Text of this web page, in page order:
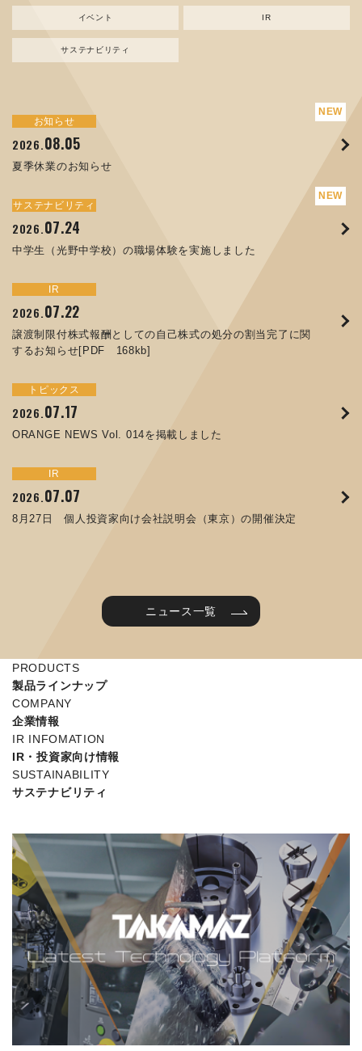
イベント IR
サステナビリティ
お知らせ
2026.08.05
夏季休業のお知らせ
サステナビリティ
2026.07.24
中学生（光野中学校）の職場体験を実施しました
IR
2026.07.22
譲渡制限付株式報酬としての自己株式の処分の割当完了に関
するお知らせ[PDF 168kb]
トピックス
2026.07.17
ORANGE NEWS Vol. 014を掲載しました
IR
2026.07.07
8月27日 個人投資家向け会社説明会（東京）の開催決定
新規事業
2024.04.10
資源ごみAI 自動選別機 販売開始のお知らせ
お知らせ
2026.08.05
夏季休業のお知らせ
お知らせ
2025.11.17
コラムを更新しました：MECT2025(メカトロテックジャパ
お知らせ
2025.09.02
XWT-8 日本デザイン振興会賞受賞！
お知らせ
2025.05.29
コラムを更新しました：MEX金沢2025(第61回機械工業見本
お知らせ
2025.05.15
トピックス
2026.07.17
ORANGE NEWS Vol. 014を掲載しました
トピックス
2026.04.17
ORANGE NEWS Vol. 013を掲載しました
トピックス
2025.10.01
高松流技Vol.25を掲載しました
2025.09.10
ORANGE NEWS Vol. 011を掲載しました
2025.07.31
ORANGE NEWS Vol. 010を掲載しました
イベント
2026.04.03
MEX金沢2026 出展のご案内 ※終了しました
イベント
2025.08.29
MECT 2025 出展のご案内 ※終了しました
イベント
2025.04.16
MEX金沢2025 出展のご案内 ※終了しました
2024.09.26
JIMTOF2024 出展のご案内 ※終了しました
2024.05.13
MEX金沢2024 学生向け会社説明コーナー予約のご案内 ※
終了しました
IR
2026.07.22
譲渡制限付株式報酬としての自己株式の処分の割当完了に関
IR
2026. 07.07
IR
2026.07.01
コーポレートガバナンス報告書を更新しました
IR
2026.06.26
第65回定時株主総会のご報告を掲載しました
IR
2026.06.25
譲渡制限付株式報酬としての自己株式の処分に関するお知ら
サステナビリティ
2026.07.24
中学生（光野中学校）の職場体験を実施しました
サステナビリティ
2026.06.12
人材戦略を策定しました
サステナビリティ
2026.03.26
「健康経営優良法人２０２６（大規模法人部門）」に認定さ
れました
サステナビリティ
2025.12.09
令和７年度石川県ワークライフバランス企業知事表彰「優良
サステナビリティ
2025.12.04
ニュース一覧
PRODUCTS
製品ラインナップ
COMPANY
企業情報
IR INFOMATION
IR・投資家向け情報
SUSTAINABILITY
サステナビリティ